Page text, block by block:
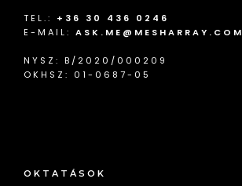
TEL.: +36 30 436 0246
E-MAIL: ASK.ME@MESHARRAY.COM
NYSZ: B/2020/000209
OKHSZ: 01-0687-05
OKTATÁSOK